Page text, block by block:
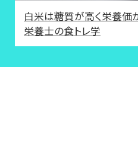
白米は糖質が高く栄養価
栄養士の食トレ学